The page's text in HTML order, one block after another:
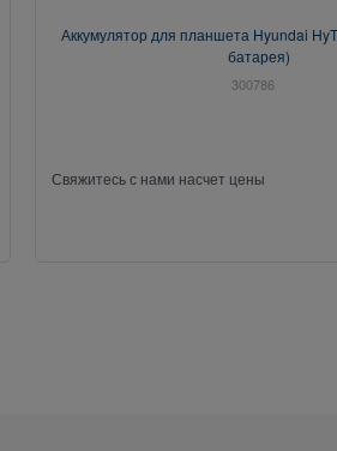
Аккумулятор для планшета Hyundai
батарея)
300786
Свяжитесь с нами насчет цены